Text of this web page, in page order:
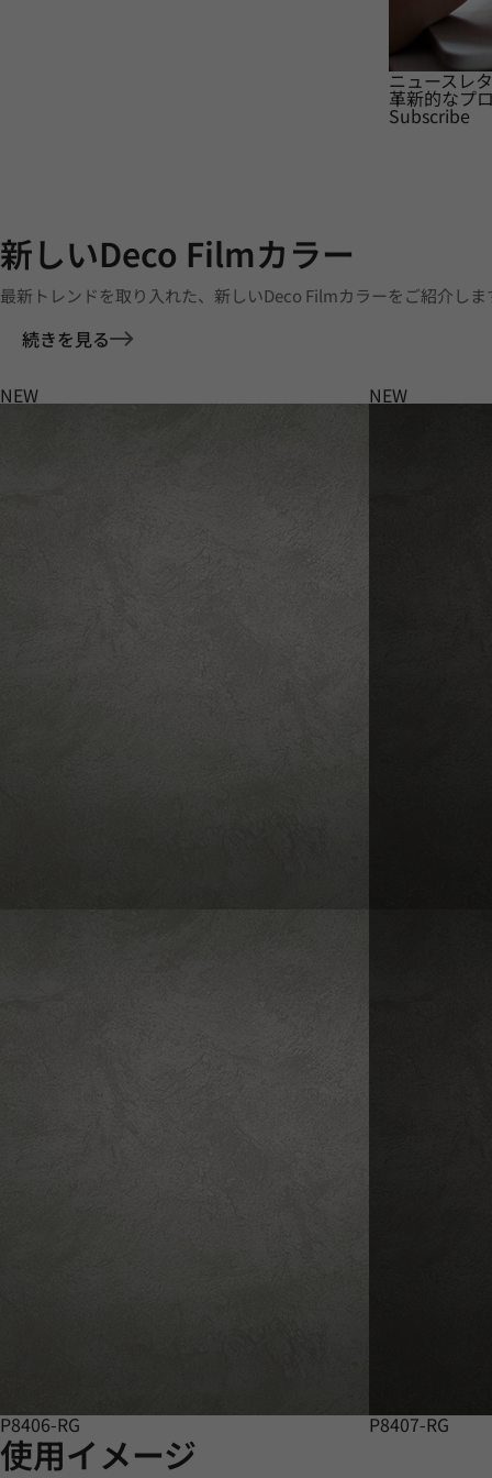
ニュースレ
革新的なプ
Subscribe
新しいDeco Filmカラー
最新トレンドを取り入れた、新しいDeco Filmカラーをご紹介しま
続きを見る
NEW
P8406-RG
NEW
P8407-RG
使用イメージ